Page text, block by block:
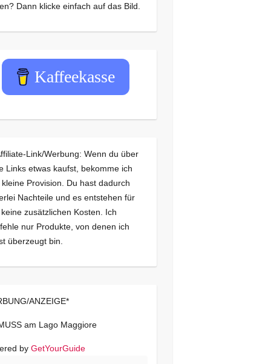
Dann klicke einfach auf das Bild.
Kaffeekasse
Link/Werbung: Wenn du über
Links etwas kaufst, bekomme ich
Provision. Du hast dadurch
Nachteile und es entstehen für
zusätzlichen Kosten. Ich
nur Produkte, von denen ich
überzeugt bin.
ANZEIGE*
am Lago Maggiore
by GetYourGuide